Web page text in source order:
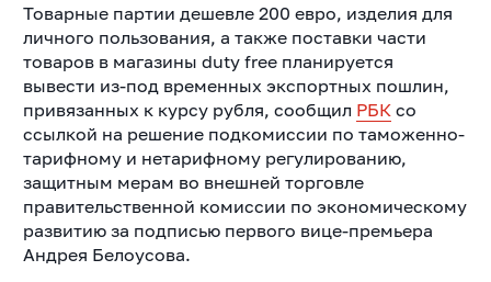
Товарные партии дешевле 200 евро, изделия для
личного пользования, а также поставки части
товаров в магазины duty free планируется
вывести из-под временных экспортных пошлин,
привязанных к курсу рубля, сообщил РБКсо
ссылкой на решение подкомиссии по таможенно-
тарифному и нетарифному регулированию,
защитным мерам во внешней торговле
правительственной комиссии по экономическому
развитию за подписью первого вице-премьера
Андрея Белоусова.